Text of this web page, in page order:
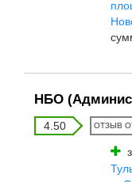
НБО
4.50 ОТЗЫВ